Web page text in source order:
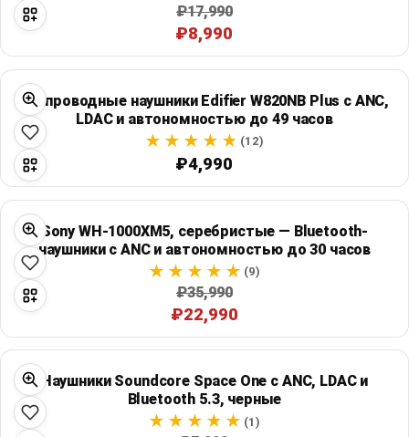
₽17,990
₽8,990
Беспроводные наушники Edifier W820NB Plus с ANC,
LDAC и автономностью до 49 часов
(12)
₽4,990
Sony WH-1000XM5, серебристые — Bluetooth-
наушники с ANC и автономностью до 30 часов
(9)
₽35,990
₽22,990
Наушники Soundcore Space One с ANC, LDAC и
Bluetooth 5.3, черные
(1)